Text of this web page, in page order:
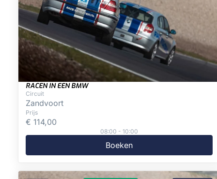
RACEN IN EEN BMW
Circuit
Zandvoort
Prijs
€ 114,00
08:00 - 10:00
Boeken